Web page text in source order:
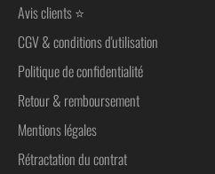
Avis clients ⭐
CGV & conditions d'utilisation
Politique de confidentialité
Retour & remboursement
Mentions légales
Rétractation du contrat